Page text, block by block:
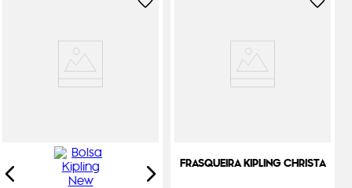
FRASQUEIRA KIPLING CHRISTA